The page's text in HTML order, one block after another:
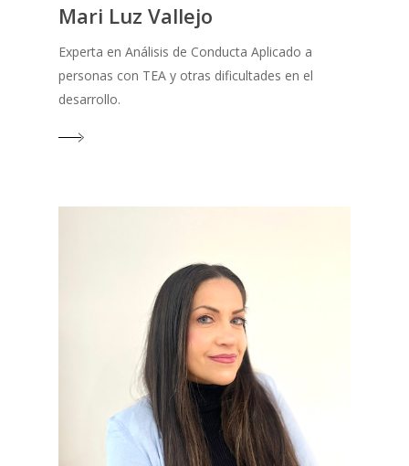
Mari Luz Vallejo
Experta en Análisis de Conducta Aplicado a
personas con TEA y otras dificultades en el
desarrollo.